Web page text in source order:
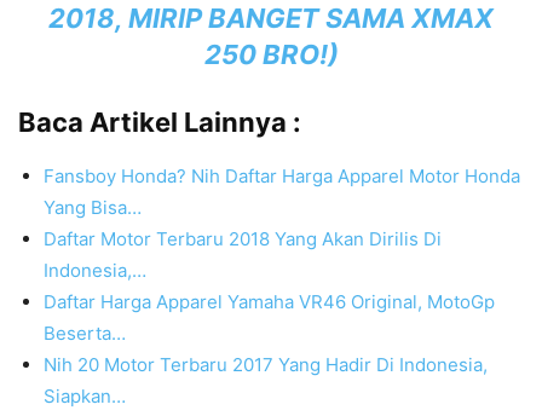
2018, MIRIP BANGET SAMA XMAX
250 BRO!)
Baca Artikel Lainnya :
Fansboy Honda? Nih Daftar Harga Apparel Motor Honda
Yang Bisa…
Daftar Motor Terbaru 2018 Yang Akan Dirilis Di
Indonesia,…
Daftar Harga Apparel Yamaha VR46 Original, MotoGp
Beserta…
Nih 20 Motor Terbaru 2017 Yang Hadir Di Indonesia,
Siapkan…